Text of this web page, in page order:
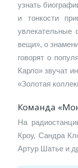
узнать
и тонкости
вещи», о
говорят о
Карло» звучат
«Золотая
Команда
На
Кроу, Сандра
Артур Шатье и